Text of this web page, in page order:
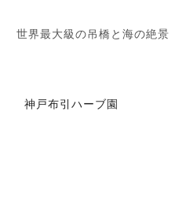
世界最大級の吊橋と海の絶景
神戸布引ハーブ園